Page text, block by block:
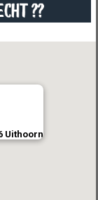
Uithoorn